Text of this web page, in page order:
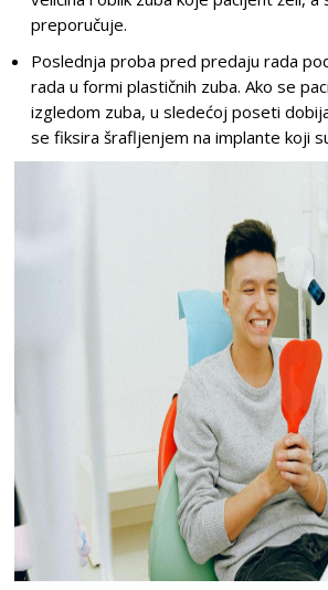
preporučuje.
Poslednja proba pred predaju rada
rada u formi plastičnih zuba. Ako se
izgledom zuba, u sledećoj poseti
se fiksira šrafljenjem na implante koji